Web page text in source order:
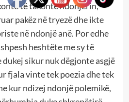
të takonte ndonjërin,
pakëz në tryezë dhe ikte
në ndonjë anë. Por edhe
heshtëte me sy të
sikur nuk dëgjonte asgjë
fjala vinte tek poezia dhe tek
kur ndizej ndonjë polemikë,